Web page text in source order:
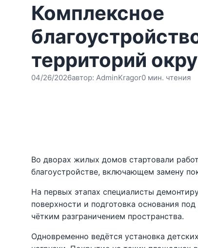
Комплексное
территорий
04/26/2026автор: AdminKragor0 мин. чтения
Во дворах жилых домов стартовали
благоустройстве, включающем замену
На первых этапах специалисты
поверхности и подготовка основания
чётким разграничением пространства.
Одновременно ведётся установка